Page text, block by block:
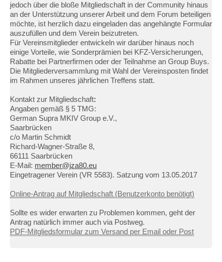
jedoch über die bloße Mitgliedschaft in der Community hinaus
an der Unterstützung unserer Arbeit und dem Forum beteiligen
möchte, ist herzlich dazu eingeladen das angehängte Formular
auszufüllen und dem Verein beizutreten.
Für Vereinsmitglieder entwickeln wir darüber hinaus noch
einige Vorteile, wie Sonderprämien bei KFZ-Versicherungen,
Rabatte bei Partnerfirmen oder der Teilnahme an Group Buys.
Die Mitgliederversammlung mit Wahl der Vereinsposten findet
im Rahmen unseres jährlichen Treffens statt.
Kontakt zur Mitgliedschaft:
Angaben gemäß § 5 TMG:
German Supra MKIV Group e.V.,
Saarbrücken
c/o Martin Schmidt
Richard-Wagner-Straße 8,
66111 Saarbrücken
E-Mail: member@jza80.eu
Eingetragener Verein (VR 5583). Satzung vom 13.05.2017
Online-Antrag auf Mitgliedschaft (Benutzerkonto benötigt)
Sollte es wider erwarten zu Problemen kommen, geht der
Antrag natürlich immer auch via Postweg.
PDF-Mitgliedsformular zum Versand per Email oder Post